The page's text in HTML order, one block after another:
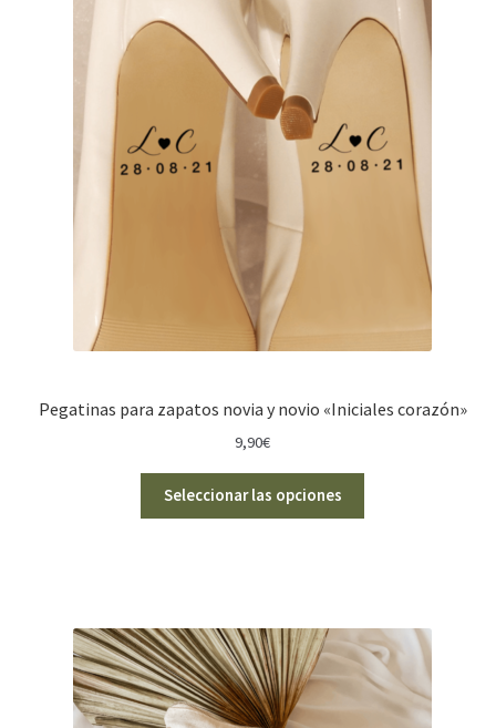
Pegatinas para zapatos novia y novio «Iniciales corazón»
9,90€
Seleccionar las opciones